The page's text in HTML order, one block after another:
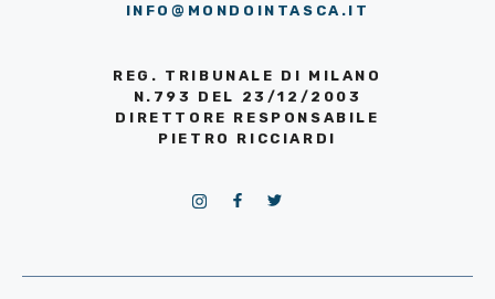
INFO@MONDOINTASCA.IT
REG. TRIBUNALE DI MILANO
N.793 DEL 23/12/2003
DIRETTORE RESPONSABILE
PIETRO RICCIARDI